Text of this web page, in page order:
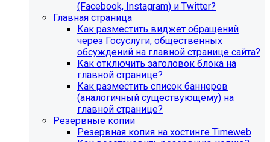
(Facebook, Instagram) и Twitter?
Главная страница
Как разместить виджет обращений
через Госуслуги, общественных
обсуждений на главной странице сайта?
Как отключить заголовок блока на
главной странице?
Как разместить список баннеров
(аналогичный существующему) на
главной странице?
Резервные копии
Резервная копия на хостинге Timeweb